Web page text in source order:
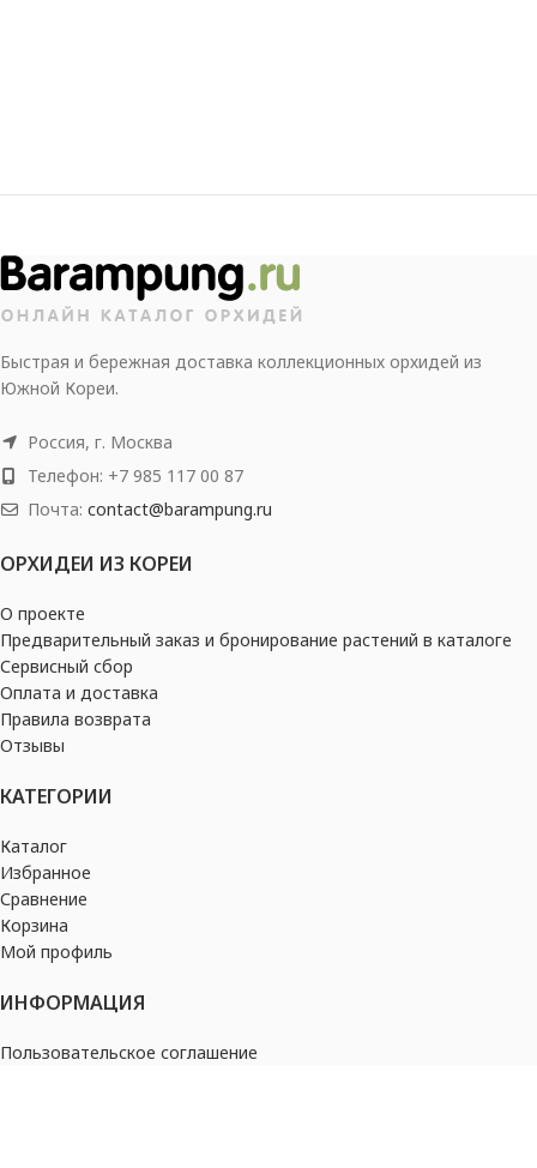
Быстрая и бережная доставка коллекционных орхидей из
Южной Кореи.
Россия, г. Москва
Телефон: +7 985 117 00 87
Почта: contact@barampung.ru
ОРХИДЕИ ИЗ КОРЕИ
О проекте
Предварительный заказ и бронирование растений в каталоге
Сервисный сбор
Оплата и доставка
Правила возврата
Отзывы
КАТЕГОРИИ
Каталог
Избранное
Сравнение
Корзина
Мой профиль
ИНФОРМАЦИЯ
Пользовательское соглашение